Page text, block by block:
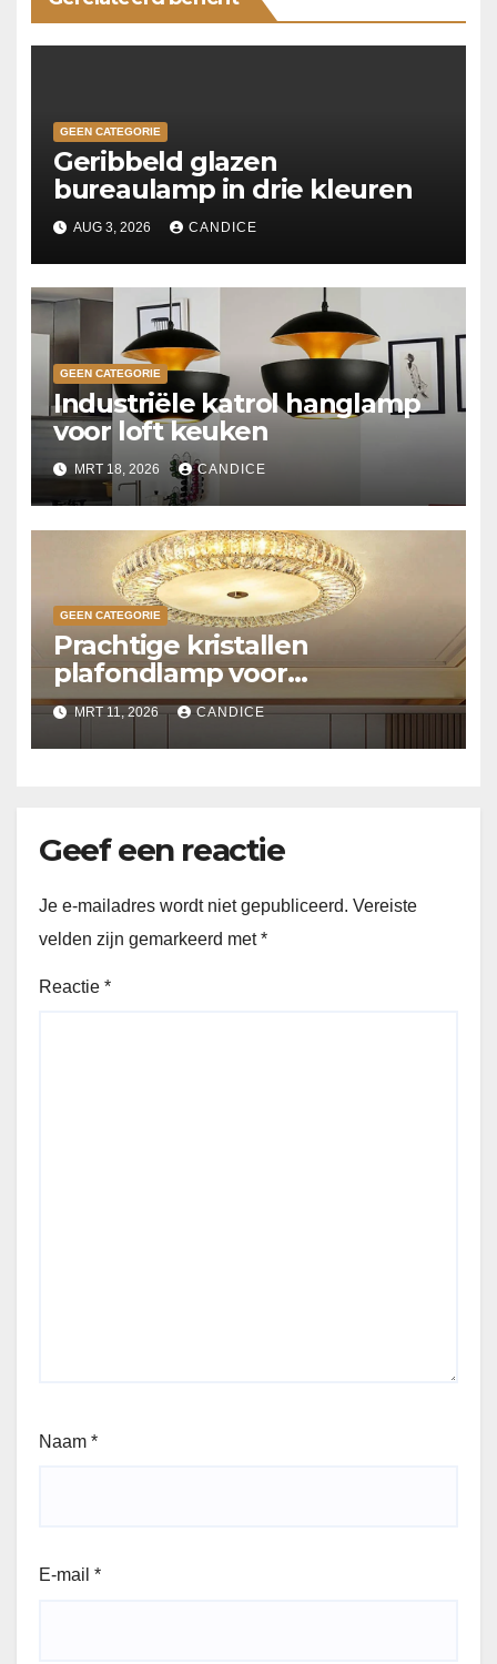
GEEN CATEGORIE
Geribbeld glazen
bureaulamp in drie kleuren
AUG 3, 2026 CANDICE
GEEN CATEGORIE
Industriële katrol hanglamp
voor loft keuken
MRT 18, 2026 CANDICE
GEEN CATEGORIE
Prachtige kristallen
plafondlamp voor
slaapkamer
MRT 11, 2026 CANDICE
Geef een reactie
Je e-mailadres wordt niet gepubliceerd. Vereiste
velden zijn gemarkeerd met*
Reactie *
Naam *
E-mail *